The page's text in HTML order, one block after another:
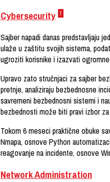
Cybersecurity !
Sajber napadi danas predstavljaju
ulaže u zaštitu svojih sistema,
ugroziti korisnike i izazvati
Upravo zato stručnjaci za sajber
pretnje, analiziraju bezbednosne
savremeni bezbednosni sistemi i
bezbednosti može biti pravi izbor
Tokom 6 meseci praktične obuke
Nmapa, osnove Python
reagovanje na incidente, osnove
Network Administration